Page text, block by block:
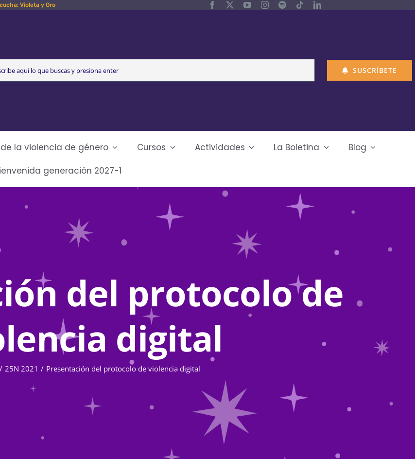
Violeta y Oro
SUSCRÍBETE
la violencia de género Cursos Actividades La Boletina
Blog
generación 2027-1
del protocolo de
digital
25N 2021 Presentación del protocolo de violencia digital